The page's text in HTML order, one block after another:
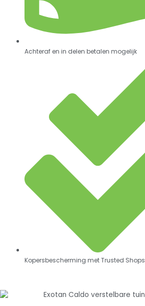
Achteraf en in delen betalen mogelijk
Kopersbescherming met Trusted Shops